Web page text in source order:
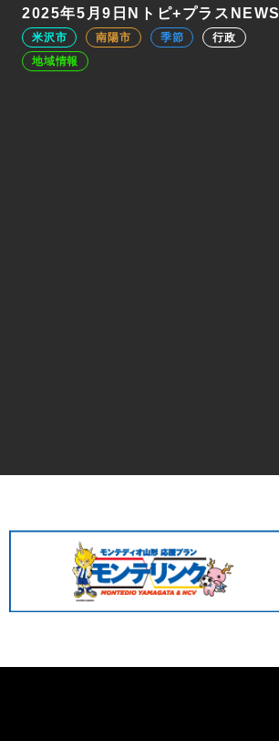
2025年5月9日Nトピ+プラスNEWS
米沢市 南陽市 季節
行政
地域情報